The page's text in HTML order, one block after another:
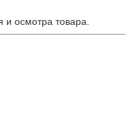
осмотра товара.